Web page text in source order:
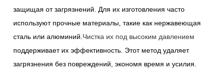
защищая от загрязнений. Для их изготовления часто
используют прочные материалы, такие как нержавеющая
сталь или алюминий. Чистка их под высоким давлением
поддерживает их эффективность. Этот метод удаляет
загрязнения без повреждений, экономя время и усилия.